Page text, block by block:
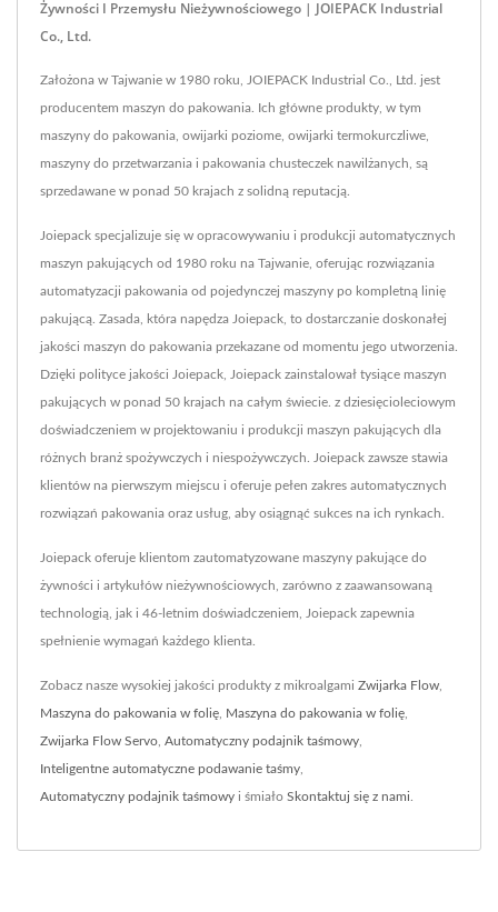
Żywności I Przemysłu Nieżywnościowego | JOIEPACK Industrial
Co., Ltd.
Założona w Tajwanie w 1980 roku, JOIEPACK Industrial Co., Ltd. jest
producentem maszyn do pakowania. Ich główne produkty, w tym
maszyny do pakowania, owijarki poziome, owijarki termokurczliwe,
maszyny do przetwarzania i pakowania chusteczek nawilżanych, są
sprzedawane w ponad 50 krajach z solidną reputacją.
Joiepack specjalizuje się w opracowywaniu i produkcji automatycznych
maszyn pakujących od 1980 roku na Tajwanie, oferując rozwiązania
automatyzacji pakowania od pojedynczej maszyny po kompletną linię
pakującą. Zasada, która napędza Joiepack, to dostarczanie doskonałej
jakości maszyn do pakowania przekazane od momentu jego utworzenia.
Dzięki polityce jakości Joiepack, Joiepack zainstalował tysiące maszyn
pakujących w ponad 50 krajach na całym świecie. z dziesięcioleciowym
doświadczeniem w projektowaniu i produkcji maszyn pakujących dla
różnych branż spożywczych i niespożywczych. Joiepack zawsze stawia
klientów na pierwszym miejscu i oferuje pełen zakres automatycznych
rozwiązań pakowania oraz usług, aby osiągnąć sukces na ich rynkach.
Joiepack oferuje klientom zautomatyzowane maszyny pakujące do
żywności i artykułów nieżywnościowych, zarówno z zaawansowaną
technologią, jak i 46-letnim doświadczeniem, Joiepack zapewnia
spełnienie wymagań każdego klienta.
Zobacz nasze wysokiej jakości produkty z mikroalgami Zwijarka Flow
Maszyna do pakowania w folię Maszyna do pakowania w folię
Zwijarka Flow Servo Automatyczny podajnik taśmowy
Inteligentne automatyczne podawanie taśmy
Automatyczny podajnik taśmowy i śmiało Skontaktuj się z nami